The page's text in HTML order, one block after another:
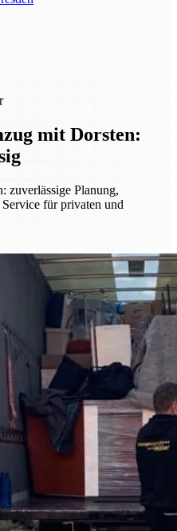
mit Dorsten:
zuverlässige Planung,
für privaten und